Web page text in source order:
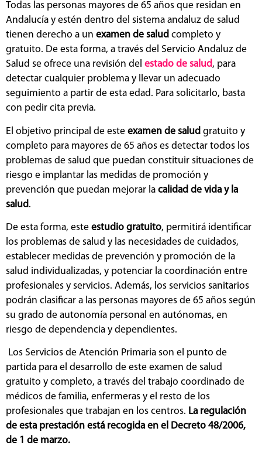
Todas las personas mayores de 65 años que residan en
Andalucía y estén dentro del sistema andaluz de salud
tienen derecho a un examen de salud completo y
gratuito. De esta forma, a través del Servicio Andaluz de
Salud se ofrece una revisión del estado de salud, para
detectar cualquier problema y llevar un adecuado
seguimiento a partir de esta edad. Para solicitarlo, basta
con pedir cita previa.
El objetivo principal de este examen de salud gratuito y
completo para mayores de 65 años es detectar todos los
problemas de salud que puedan constituir situaciones de
riesgo e implantar las medidas de promoción y
prevención que puedan mejorar la calidad de vida y la
salud.
De esta forma, este estudio gratuito, permitirá identificar
los problemas de salud y las necesidades de cuidados,
establecer medidas de prevención y promoción de la
salud individualizadas, y potenciar la coordinación entre
profesionales y servicios. Además, los servicios sanitarios
podrán clasificar a las personas mayores de 65 años según
su grado de autonomía personal en autónomas, en
riesgo de dependencia y dependientes.
Los Servicios de Atención Primaria son el punto de
partida para el desarrollo de este examen de salud
gratuito y completo, a través del trabajo coordinado de
médicos de familia, enfermeras y el resto de los
profesionales que trabajan en los centros. La regulación
de esta prestación está recogida en el Decreto 48/2006,
de 1 de marzo.